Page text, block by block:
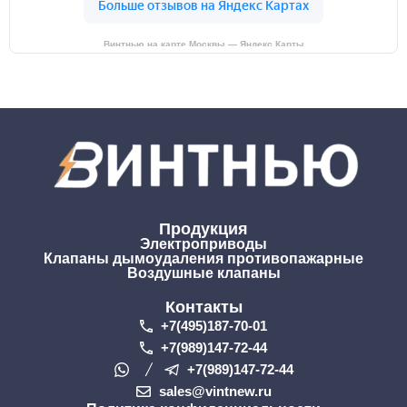
Винтнью на карте Москвы — Яндекс Карты
Продукция
Электроприводы
Клапаны дымоудаления противопажарные
Воздушные клапаны
Контакты
+7(495)187-70-01
+7(989)147-72-44
+7(989)147-72-44
sales@vintnew.ru